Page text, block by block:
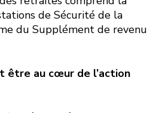
de Sécurité de la
du Supplément de revenu
être au cœur de l’action